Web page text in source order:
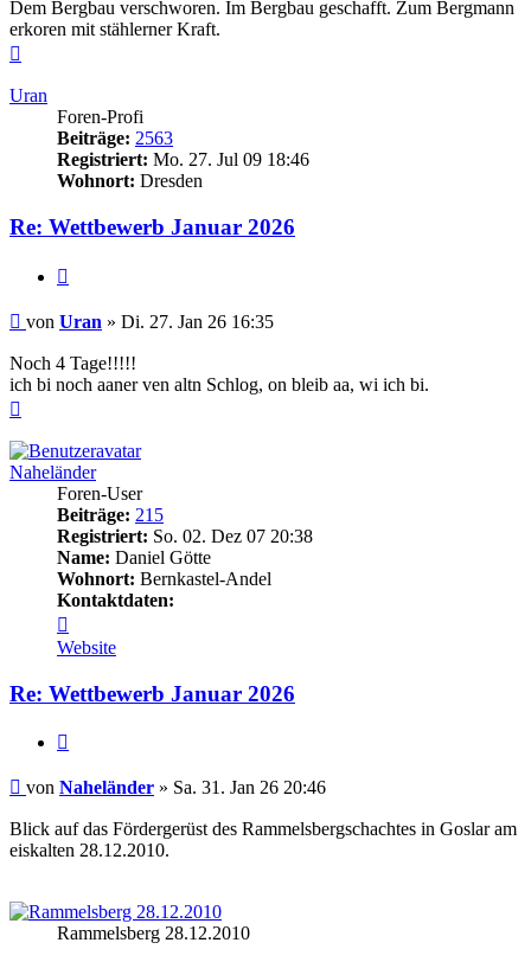
Dem Bergbau verschworen. Im Bergbau geschafft. Zum Bergmann
erkoren mit stählerner Kraft.
Uran
Foren-Profi
Beiträge: 2563
Registriert: Mo. 27. Jul 09 18:46
Wohnort: Dresden
Re: Wettbewerb Januar 2026
Beitrag
von Uran » Di. 27. Jan 26 16:35
Noch 4 Tage!!!!!
ich bi noch aaner ven altn Schlog, on bleib aa, wi ich bi.
Naheländer
Foren-User
Beiträge: 215
Registriert: So. 02. Dez 07 20:38
Name: Daniel Götte
Wohnort: Bernkastel-Andel
Kontaktdaten:
von
Naheländer
Website
Re: Wettbewerb Januar 2026
Beitrag
von Naheländer » Sa. 31. Jan 26 20:46
Blick auf das Fördergerüst des Rammelsbergschachtes in Goslar am
eiskalten 28.12.2010.
Rammelsberg 28.12.2010